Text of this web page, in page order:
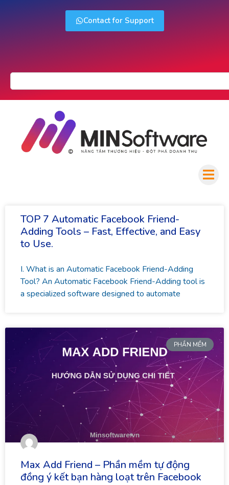
Contact for Support
TOP 7 Automatic Facebook Friend-
Adding Tools – Fast, Effective, and Easy
to Use.
I. What is an Automatic Facebook Friend-Adding
Tool? An Automatic Facebook Friend-Adding tool is
a specialized software designed to automate
PHẦN MỀM
Max Add Friend – Phần mềm tự động
đồng ý kết bạn hàng loạt trên Facebook